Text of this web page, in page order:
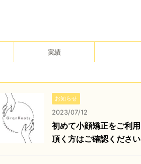
実績
お知らせ
2023/07/12
初めて小顔矯正をご利用
頂く方はご確認ください